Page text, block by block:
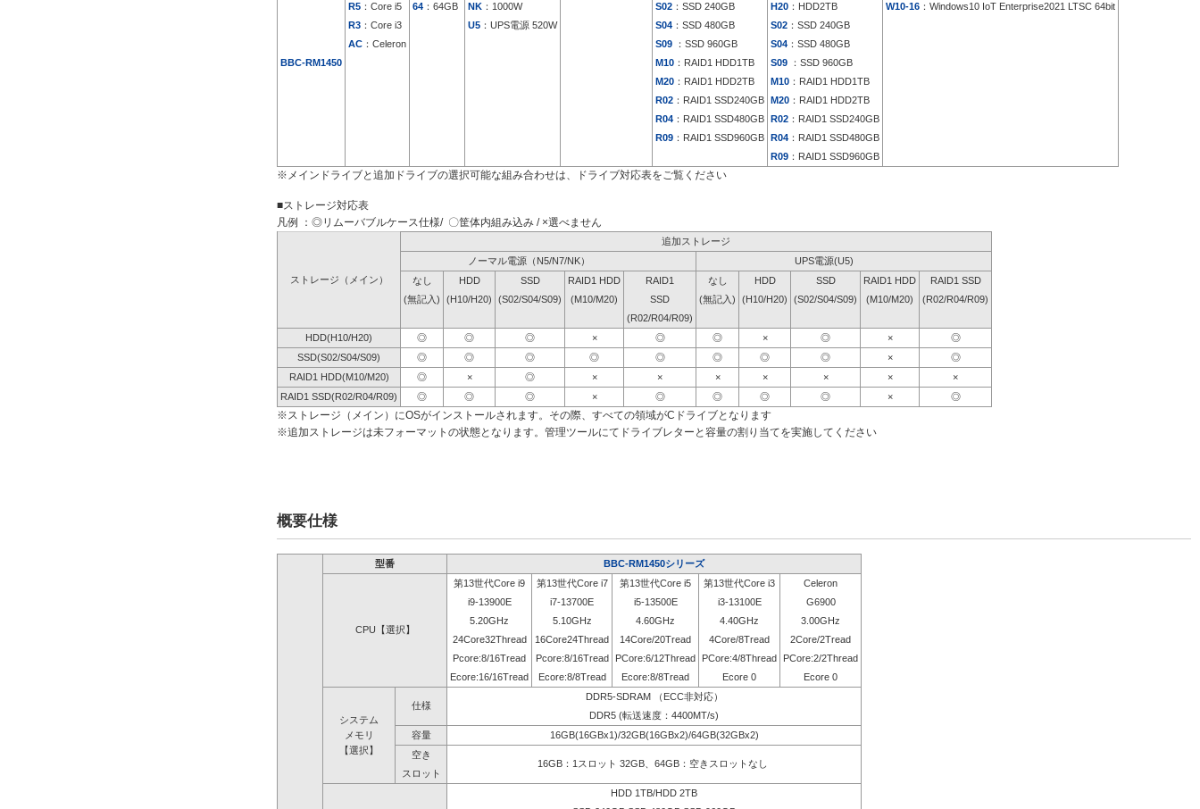
BBC-RM1450
R5 ：Core i5 64 ：64GB NK ：1000W S02 ：SSD 240GB H20 ：HDD2TB W10-16 ：Windows10 IoT Enterprise2021 LTSC 64bit
R3 ：Core i3 U5 ：UPS電源 520W S04 ：SSD 480GB S02 ：SSD 240GB
AC ：Celeron S09 ：SSD 960GB S04 ：SSD 480GB
M10 ：RAID1 HDD1TB S09 ：SSD 960GB
M20 ：RAID1 HDD2TB M10 ：RAID1 HDD1TB
R02 ：RAID1 SSD240GB M20 ：RAID1 HDD2TB
R04 ：RAID1 SSD480GB R02 ：RAID1 SSD240GB
R09 ：RAID1 SSD960GB R04 ：RAID1 SSD480GB
R09 ：RAID1 SSD960GB
※メインドライブと追加ドライブの選択可能な組み合わせは、ドライブ対応表をご覧ください
■ストレージ対応表
凡例 ：◎リムーバブルケース仕様/ 〇筐体内組み込み / ×選べません
追加ストレージ
ノーマル電源（N5/N7/NK）
UPS電源(U5)
ストレージ（メイン）
なし HDD SSD RAID1 HDD RAID1 なし HDD SSD RAID1 HDD
RAID1 SSD
(無記入)
(H10/H20) (S02/S04/S09) (M10/M20) SSD (無記入) (H10/H20) (S02/S04/S09) (M10/M20)
(R02/R04/R09)
(R02/R04/R09)
HDD(H10/H20)
◎ ◎ ◎ × ◎ ◎ × ◎ ×
◎
SSD(S02/S04/S09)
◎ ◎ ◎ ◎ ◎ ◎ ◎ ◎ ×
◎
RAID1 HDD(M10/M20)
◎ × ◎ × × × × × ×
×
RAID1 SSD(R02/R04/R09)
◎ ◎ ◎ × ◎ ◎ ◎ ◎ × ◎
※ストレージ（メイン）にOSがインストールされます。その際、すべての領域がCドライブとなります
※追加ストレージは未フォーマットの状態となります。管理ツールにてドライブレターと容量の割り当てを実施してください
概要仕様
型番 BBC-RM1450シリーズ
CPU【選択】
第13世代Core i9 第13世代Core i7 第13世代Core i5 第13世代Core i3
Celeron
i9-13900E
i7-13700E i5-13500E i3-13100E
G6900
5.20GHz
5.10GHz 4.60GHz 4.40GHz
3.00GHz
24Core32Thread
16Core24Thread 14Core/20Tread 4Core/8Tread
2Core/2Tread
Pcore:8/16Tread
Pcore:8/16Tread PCore:6/12Thread PCore:4/8Thread
PCore:2/2Thread
Ecore:16/16Tread
Ecore:8/8Tread Ecore:8/8Tread Ecore 0 Ecore 0
システム
メモリ
【選択】
仕様
DDR5-SDRAM （ECC非対応）
DDR5 (転送速度：4400MT/s)
容量
16GB(16GBx1)/32GB(16GBx2)/64GB(32GBx2)
空き
16GB：1スロット 32GB、64GB：空きスロットなし
スロット
HDD 1TB/HDD 2TB